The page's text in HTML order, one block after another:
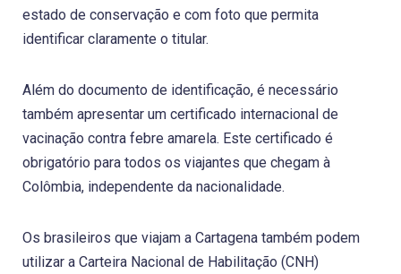
estado de conservação e com foto que permita
identificar claramente o titular.
Além do documento de identificação, é necessário
também apresentar um certificado internacional de
vacinação contra febre amarela. Este certificado é
obrigatório para todos os viajantes que chegam à
Colômbia, independente da nacionalidade.
Os brasileiros que viajam a Cartagena também podem
utilizar a Carteira Nacional de Habilitação (CNH)